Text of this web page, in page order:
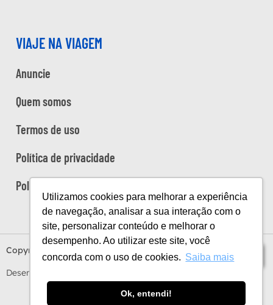
Utilizamos cookies para melhorar a experiência
de navegação, analisar a sua interação com o
site, personalizar conteúdo e melhorar o
desempenho. Ao utilizar este site, você
concorda com o uso de cookies. Saiba mais
Ok, entendi!
Índice
VIAJE NA VIAGEM
Anuncie
Quem somos
Termos de uso
Política de privacidade
Política de cookies
Copyright Viaje na Viagem © 2026
Desenvolvido por